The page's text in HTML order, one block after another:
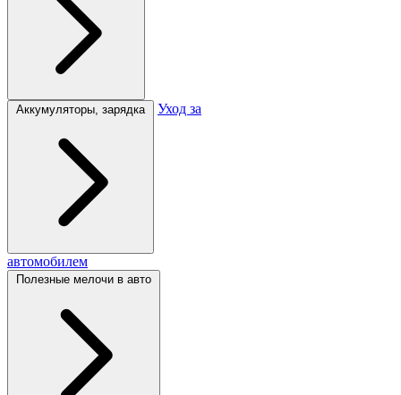
Аккумуляторы, зарядка Уход за
автомобилем
Полезные мелочи в авто